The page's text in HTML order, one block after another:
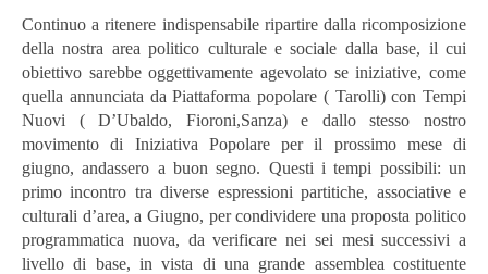
Continuo a ritenere indispensabile ripartire dalla ricomposizione
della nostra area politico culturale e sociale dalla base, il cui
obiettivo sarebbe oggettivamente agevolato se iniziative, come
quella annunciata da Piattaforma popolare ( Tarolli) con Tempi
Nuovi ( D’Ubaldo, Fioroni,Sanza) e dallo stesso nostro
movimento di Iniziativa Popolare per il prossimo mese di
giugno, andassero a buon segno. Questi i tempi possibili: un
primo incontro tra diverse espressioni partitiche, associative e
culturali d’area, a Giugno, per condividere una proposta politico
programmatica nuova, da verificare nei sei mesi successivi a
livello di base, in vista di una grande assemblea costituente